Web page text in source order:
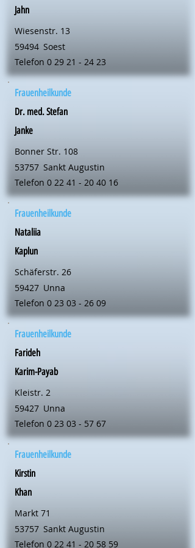
Jahn
Wiesenstr. 13
59494 Soest
Telefon 0 29 21 - 24 23
Frauenheilkunde
Dr. med. Stefan
Janke
Bonner Str. 108
53757 Sankt Augustin
Telefon 0 22 41 - 20 40 16
Frauenheilkunde
Nataliia
Kaplun
Schäferstr. 26
59427 Unna
Telefon 0 23 03 - 26 09
Frauenheilkunde
Farideh
Karim-Payab
Kleistr. 2
59427 Unna
Telefon 0 23 03 - 57 67
Frauenheilkunde
Kirstin
Khan
Markt 71
53757 Sankt Augustin
Telefon 0 22 41 - 20 58 59